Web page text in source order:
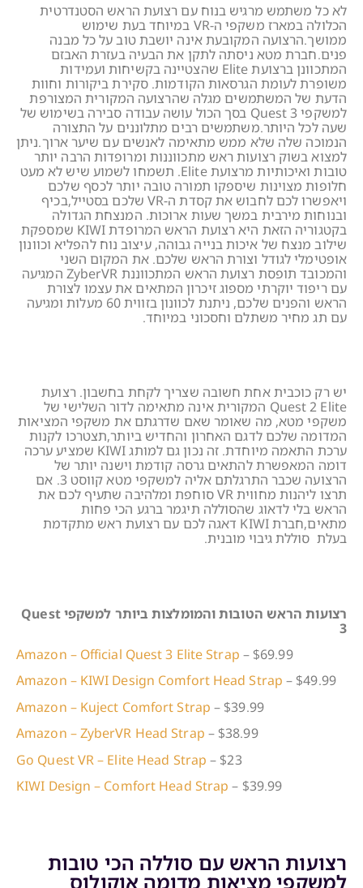
לא כל משתמש מרגיש בנוח עם רצועת הראש הסטנדרטית
הכלולה במארז משקפי ה-VR במיוחד בעת שימוש
ממושך.הרצועה המקובעת אינה יושבת טוב על כל מבנה
פנים.חברת מטא ניסתה לתקן את הבעיה בעזרת האבזם
המתכוונן ברצועת Elite שהצטיינה בקשיחות ועמידות
משופרת לעומת הגרסאות הקודמות. סקירת ביקורות וחוות
הדעת של המשתמשים מגלה שהרצועה המקורית המצורפת
למשקפי Quest 3 בסך הכול עושה עבודה סבירה בשימוש של
שעה לכל היותר.משתמשים רבים מתלוננים על התצורה
הנמוכה שלה שלא ממש מתאימה לאנשים עם שיער ארוך.ניתן
למצוא בשוק רצועות ראש מתכווננות ומרופדות הרבה יותר
טובות ואיכותיות מרצועת Elite. תשמחו לשמוע שיש לא מעט
חלופות מצוינות שיספקו תמורה טובה יותר לכסף שלכם
ויאפשרו לכם לחבוש את קסדת ה-VR שלכם בסטייל,בכיף
ובנוחות מירבית במשך שעות ארוכות. המנצחת הגדולה
בקטגוריה הזאת היא רצועת הראש המרופדת KIWI שמספקת
שילוב מנצח של איכות בנייה גבוהה, עיצוב נוח להפליא וכוונון
אופטימלי לגודל וצורת הראש שלכם. את המקום השני
והמכובד תופסת רצועת הראש המתכווננת ZyberVR המגיעה
עם ריפוד יוקרתי מספוג זיכרון המתאים את עצמו לצורת
הראש והפנים שלכם, ניתנת לכוונון בזווית 60 מעלות ומגיעה
עם תג מחיר משתלם וחסכוני במיוחד.
יש רק כוכבית אחת חשובה שצריך לקחת בחשבון. רצועת
Quest 2 Elite המקורית אינה מתאימה לדור השלישי של
משקפי מטא, מה שאומר שאם שדרגתם את משקפי המציאות
המדומה שלכם לדגם האחרון והחדיש ביותר,תצטרכו לקנות
ערכת התאמה מיוחדת. זה נכון גם למותג KIWI שמציע ערכה
דומה המאפשרת להתאים גרסה קודמת וישנה יותר של
הרצועה שכבר התרגלתם אליה למשקפי מטא קווסט 3. אם
תרצו ליהנות מחווית VR סוחפת ומלהיבה שתעיף לכם את
הראש בלי לדאוג שהסוללה תיגמר ברגע הכי פחות
מתאים,חברת KIWI דאגה לכם עם רצועת ראש מתקדמת
בעלת סוללת גיבוי מובנית.
רצועות הראש הטובות והמומלצות ביותר למשקפי Quest
3
Amazon – Official Quest 3 Elite Strap – $69.99
Amazon – KIWI Design Comfort Head Strap – $49.99
Amazon – Kuject Comfort Strap – $39.99
Amazon – ZyberVR Head Strap – $38.99
Go Quest VR – Elite Head Strap – $23
KIWI Design – Comfort Head Strap – $39.99
רצועות הראש עם סוללה הכי טובות
למשקפי מציאות מדומה אוקולוס